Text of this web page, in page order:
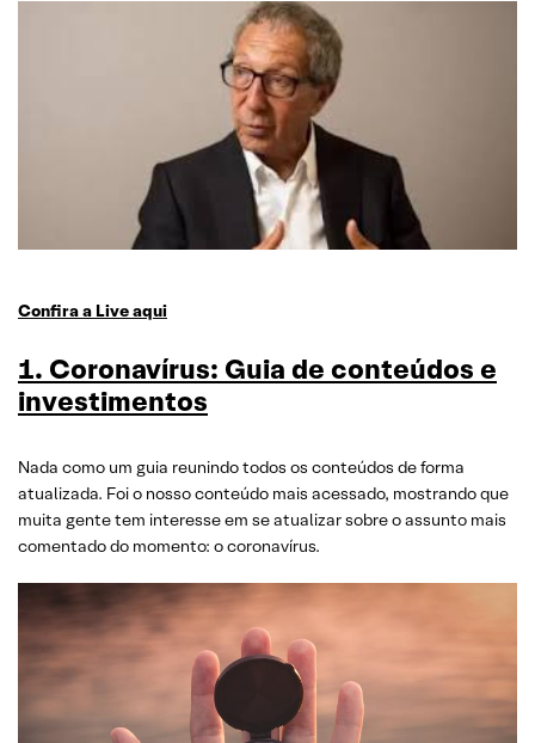
Confira a Live aqui
1. Coronavírus: Guia de conteúdos e
investimentos
Nada como um guia reunindo todos os conteúdos de forma
atualizada. Foi o nosso conteúdo mais acessado, mostrando que
muita gente tem interesse em se atualizar sobre o assunto mais
comentado do momento: o coronavírus.